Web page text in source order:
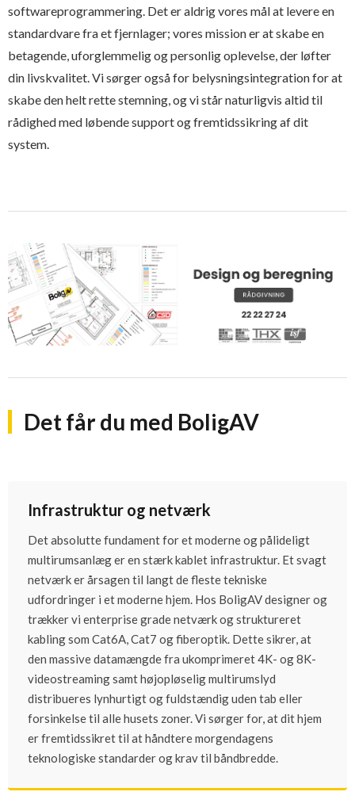
softwareprogrammering. Det er aldrig vores mål at levere en
standardvare fra et fjernlager; vores mission er at skabe en
betagende, uforglemmelig og personlig oplevelse, der løfter
din livskvalitet. Vi sørger også for belysningsintegration for at
skabe den helt rette stemning, og vi står naturligvis altid til
rådighed med løbende support og fremtidssikring af dit
system.
Det får du med BoligAV
Infrastruktur og netværk
Det absolutte fundament for et moderne og pålideligt
multirumsanlæg er en stærk kablet infrastruktur. Et svagt
netværk er årsagen til langt de fleste tekniske
udfordringer i et moderne hjem. Hos BoligAV designer og
trækker vi enterprise grade netværk og struktureret
kabling som Cat6A, Cat7 og fiberoptik. Dette sikrer, at
den massive datamængde fra ukomprimeret 4K- og 8K-
videostreaming samt højopløselig multirumslyd
distribueres lynhurtigt og fuldstændig uden tab eller
forsinkelse til alle husets zoner. Vi sørger for, at dit hjem
er fremtidssikret til at håndtere morgendagens
teknologiske standarder og krav til båndbredde.